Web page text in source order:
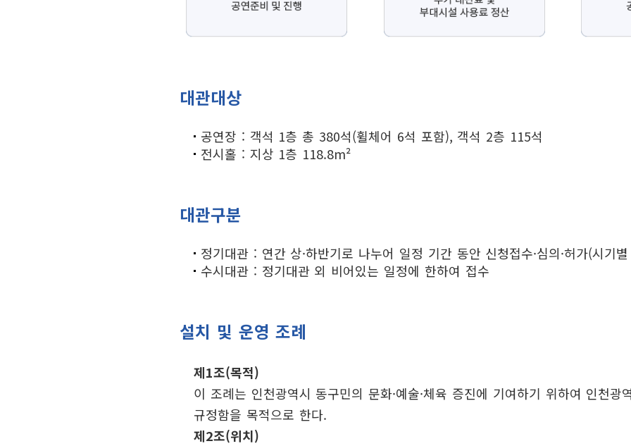
대관대상
공연장 : 객석 1층 총 380석(휠체어 6석 포함), 객석 2층 115석
전시홀 : 지상 1층 118.8m²
대관구분
정기대관 : 연간 상·하반기로 나누어 일정 기간 동안 신청접수·심의·허가(시기
수시대관 : 정기대관 외 비어있는 일정에 한하여 접수
설치 및 운영 조례
제1조(목적)
이 조례는 인천광역시 동구민의 문화·예술·체육 증진에 기여하기 위하여 인천
규정함을 목적으로 한다.
제2조(위치)